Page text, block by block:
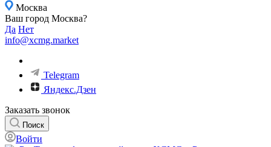
Москва
Ваш город Москва?
Да Нет
info@xcmg.market
Telegram
Яндекс.Дзен
Заказать звонок
Поиск
Войти